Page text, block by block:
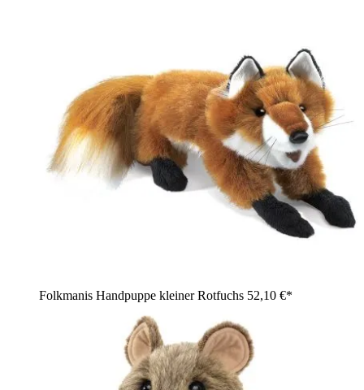
Folkmanis Handpuppe kleiner Rotfuchs 52,10 €*